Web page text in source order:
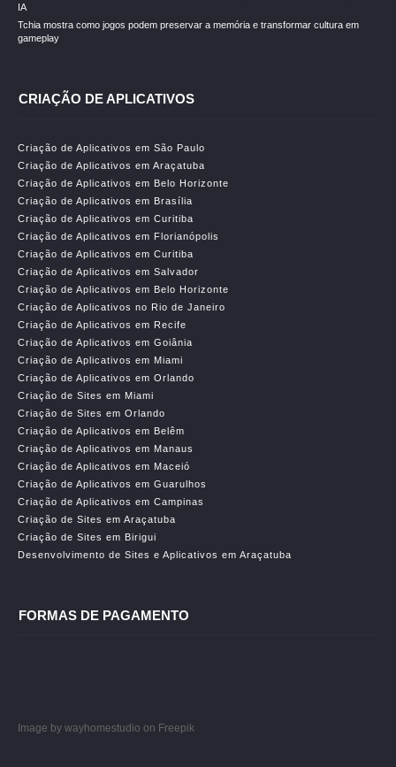
IA
Tchia mostra como jogos podem preservar a memória e transformar cultura em
gameplay
CRIAÇÃO DE APLICATIVOS
Criação de Aplicativos em São Paulo
Criação de Aplicativos em Araçatuba
Criação de Aplicativos em Belo Horizonte
Criação de Aplicativos em Brasília
Criação de Aplicativos em Curitiba
Criação de Aplicativos em Florianópolis
Criação de Aplicativos em Curitiba
Criação de Aplicativos em Salvador
Criação de Aplicativos em Belo Horizonte
Criação de Aplicativos no Rio de Janeiro
Criação de Aplicativos em Recife
Criação de Aplicativos em Goiânia
Criação de Aplicativos em Miami
Criação de Aplicativos em Orlando
Criação de Sites em Miami
Criação de Sites em Orlando
Criação de Aplicativos em Belêm
Criação de Aplicativos em Manaus
Criação de Aplicativos em Maceió
Criação de Aplicativos em Guarulhos
Criação de Aplicativos em Campinas
Criação de Sites em Araçatuba
Criação de Sites em Birigui
Desenvolvimento de Sites e Aplicativos em Araçatuba
FORMAS DE PAGAMENTO
Image by wayhomestudio on Freepik